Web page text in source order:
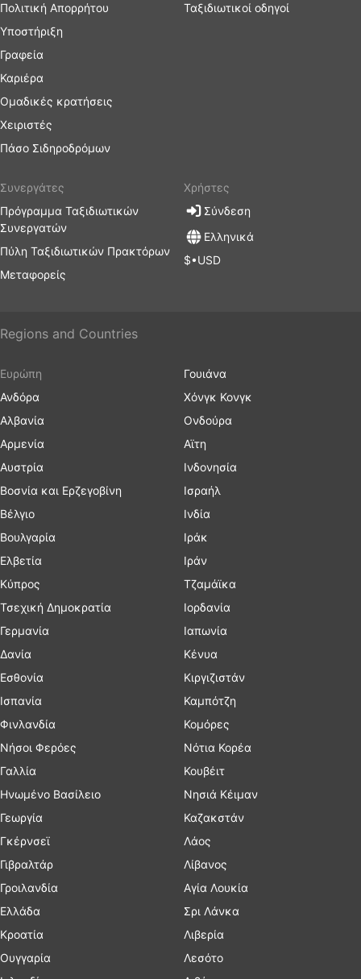
Πολιτική Απορρήτου
Υποστήριξη
Γραφεία
Καριέρα
Ομαδικές κρατήσεις
Χειριστές
Πάσο Σιδηροδρόμων
Ταξιδιωτικοί οδηγοί
Συνεργάτες
Πρόγραμμα Ταξιδιωτικών
Συνεργατών
Πύλη Ταξιδιωτικών Πρακτόρων
Μεταφορείς
Χρήστες
Σύνδεση
Ελληνικά
$•USD
Regions and Countries
Ευρώπη
Ανδόρα
Αλβανία
Αρμενία
Αυστρία
Βοσνία και Ερζεγοβίνη
Βέλγιο
Βουλγαρία
Ελβετία
Κύπρος
Τσεχική Δημοκρατία
Γερμανία
Δανία
Εσθονία
Ισπανία
Φινλανδία
Νήσοι Φερόες
Γαλλία
Ηνωμένο Βασίλειο
Γεωργία
Γκέρνσεϊ
Γιβραλτάρ
Γροιλανδία
Ελλάδα
Κροατία
Ουγγαρία
Γουιάνα
Χόνγκ Κονγκ
Ονδούρα
Αϊτη
Ινδονησία
Ισραήλ
Ινδία
Ιράκ
Ιράν
Τζαμάϊκα
Ιορδανία
Ιαπωνία
Κένυα
Κιργιζιστάν
Καμπότζη
Κομόρες
Νότια Κορέα
Κουβέιτ
Νησιά Κέιμαν
Καζακστάν
Λάος
Λίβανος
Αγία Λουκία
Σρι Λάνκα
Λιβερία
Λεσότο